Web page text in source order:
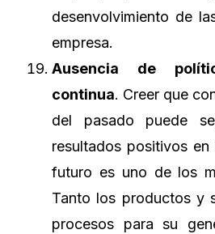
desenvolvimiento de
empresa.
Ausencia de
continua. Creer que
del pasado puede
resultados positivos
futuro es uno de los
Tanto los productos y
procesos para su